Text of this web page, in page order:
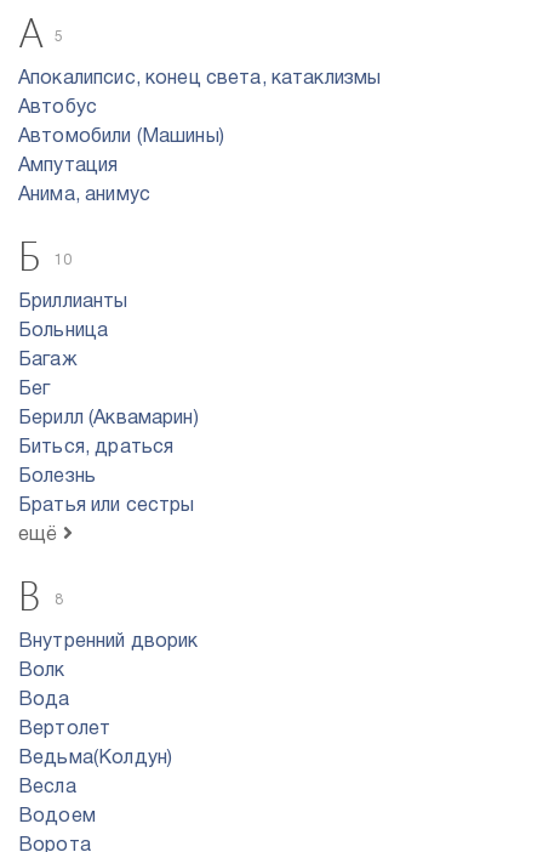
А
5
Апокалипсис, конец света, катаклизмы
Автобус
Автомобили (Машины)
Ампутация
Анима, анимус
Б 10
Бриллианты
Больница
Багаж
Бег
Берилл (Аквамарин)
Биться, драться
Болезнь
Братья или сестры
ещё
В 8
Внутренний дворик
Волк
Вода
Вертолет
Ведьма(Колдун)
Весла
Водоем
Ворота